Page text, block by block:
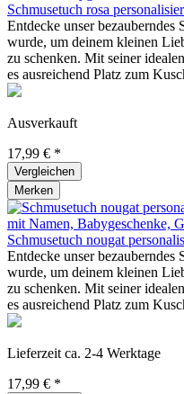
Schmusetuch rosa
Entdecke unser bezauberndes
wurde, um deinem kleinen
zu schenken. Mit seiner
es ausreichend Platz zum
Ausverkauft
17,99 € *
Vergleichen
Merken
Schmusetuch nougat
Entdecke unser bezauberndes
wurde, um deinem kleinen
zu schenken. Mit seiner
es ausreichend Platz zum
Lieferzeit ca. 2-4 Werktage
17,99 € *